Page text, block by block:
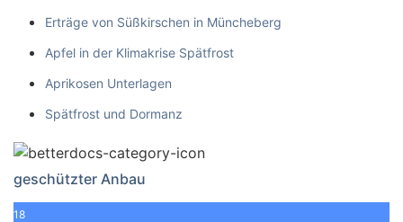
Erträge von Süßkirschen in Müncheberg
Apfel in der Klimakrise Spätfrost
Aprikosen Unterlagen
Spätfrost und Dormanz
geschützter Anbau
18